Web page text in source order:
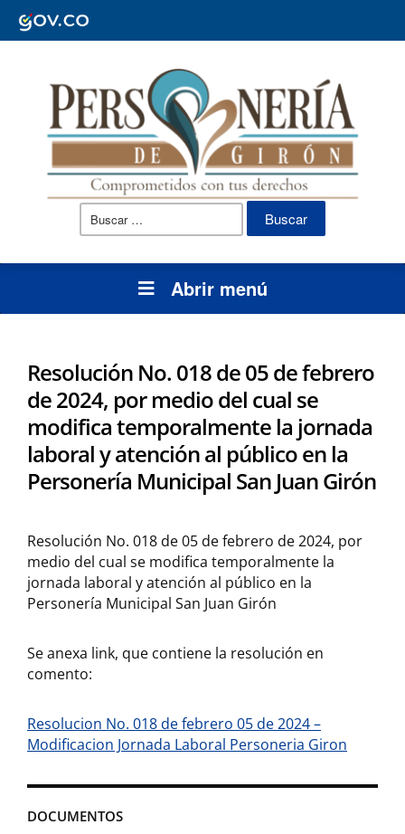
Buscar:
Abrir menú
DOCUMENTOS
Resolución No. 018 de 05 de febrero
de 2024, por medio del cual se
modifica temporalmente la jornada
laboral y atención al público en la
Personería Municipal San Juan Girón
Resolución No. 018 de 05 de febrero de 2024, por
medio del cual se modifica temporalmente la
jornada laboral y atención al público en la
Personería Municipal San Juan Girón
Se anexa link, que contiene la resolución en
comento:
Resolucion No. 018 de febrero 05 de 2024 –
Modificacion Jornada Laboral Personeria Giron